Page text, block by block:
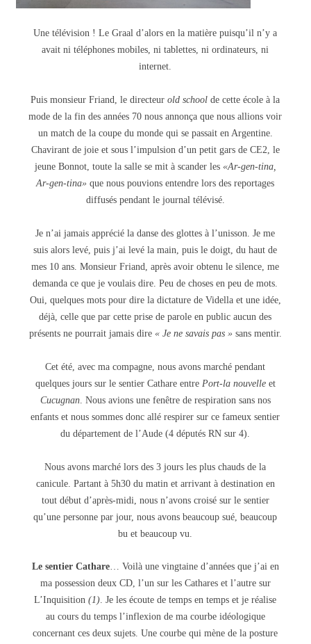
Une télévision ! Le Graal d’alors en la matière puisqu’il n’y a
avait ni téléphones mobiles, ni tablettes, ni ordinateurs, ni
internet.
Puis monsieur Friand, le directeurold school de cette école à la
mode de la fin des années 70 nous annonça que nous allions voir
un match de la coupe du monde qui se passait en Argentine.
Chavirant de joie et sous l’impulsion d’un petit gars de CE2, le
jeune Bonnot, toute la salle se mit à scander les «Ar-gen-tina,
Ar-gen-tina» que nous pouvions entendre lors des reportages
diffusés pendant le journal télévisé.
Je n’ai jamais apprécié la danse des glottes à l’unisson. Je me
suis alors levé, puis j’ai levé la main, puis le doigt, du haut de
mes 10 ans. Monsieur Friand, après avoir obtenu le silence, me
demanda ce que je voulais dire. Peu de choses en peu de mots.
Oui, quelques mots pour dire la dictature de Vidella et une idée,
déjà, celle que par cette prise de parole en public aucun des
présents ne pourrait jamais dire « Je ne savais pas » sans mentir.
Cet été, avec ma compagne, nous avons marché pendant
quelques jours sur le sentier Cathare entre Port-la nouvelle et
Cucugnan. Nous avions une fenêtre de respiration sans nos
enfants et nous sommes donc allé respirer sur ce fameux sentier
du département de l’Aude (4 députés RN sur 4).
Nous avons marché lors des 3 jours les plus chauds de la
canicule. Partant à 5h30 du matin et arrivant à destination en
tout début d’après-midi, nous n’avons croisé sur le sentier
qu’une personne par jour, nous avons beaucoup sué, beaucoup
bu et beaucoup vu.
Le sentier Cathare… Voilà une vingtaine d’années que j’ai en
ma possession deux CD, l’un sur les Cathares et l’autre sur
L’Inquisition(1). Je les écoute de temps en temps et je réalise
au cours du temps l’inflexion de ma courbe idéologique
concernant ces deux sujets. Une courbe qui mène de la posture